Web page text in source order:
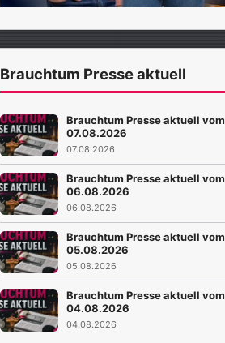
Brauchtum Presse aktuell
Brauchtum Presse aktuell vom
07.08.2026
07.08.2026
Brauchtum Presse aktuell vom
06.08.2026
06.08.2026
Brauchtum Presse aktuell vom
05.08.2026
05.08.2026
Brauchtum Presse aktuell vom
04.08.2026
04.08.2026